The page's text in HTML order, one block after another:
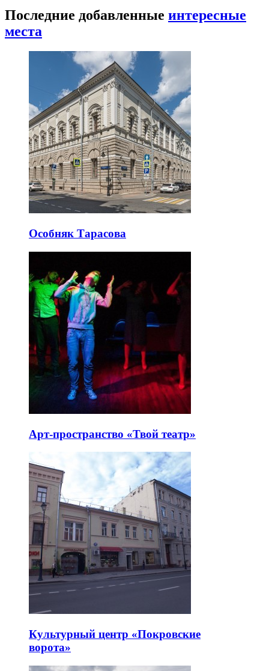
Последние добавленные интересные
места
Особняк Тарасова
Арт-пространство «Твой театр»
Культурный центр «Покровские
ворота»